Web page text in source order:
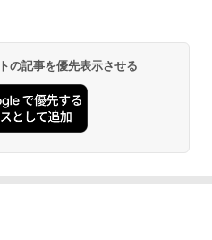
の記事を優先表示させる